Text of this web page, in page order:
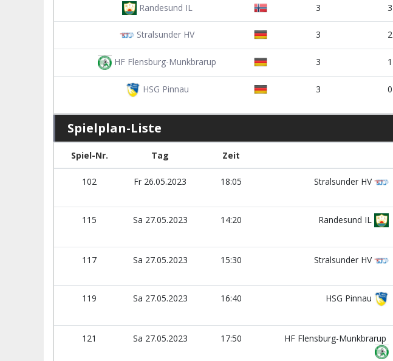
Randesund IL 3 3
Stralsunder HV 3 2
HF Flensburg-Munkbrarup 3 1
HSG Pinnau 3 0
Spielplan-Liste
Spiel-Nr. Tag Zeit
102 Fr 26.05.2023 18:05 Stralsunder HV
115 Sa 27.05.2023 14:20 Randesund IL
117 Sa 27.05.2023 15:30 Stralsunder HV
119 Sa 27.05.2023 16:40 HSG Pinnau
121 Sa 27.05.2023 17:50 HF Flensburg-Munkbrarup